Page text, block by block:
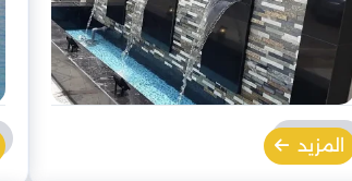
المزيد